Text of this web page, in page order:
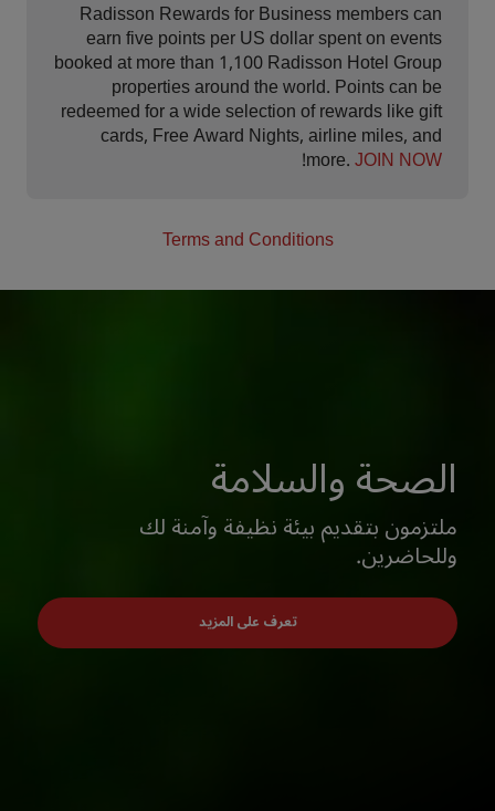
Radisson Rewards for Business members can
earn five points per US dollar spent on events
booked at more than 1,100 Radisson Hotel Group
properties around the world. Points can be
redeemed for a wide selection of rewards like gift
cards, Free Award Nights, airline miles, and
more.JOIN NOW
!
Terms and Conditions
الصحة والسلامة
ملتزمون بتقديم بيئة نظيفة وآمنة لك
وللحاضرين.
تعرف على المزيد